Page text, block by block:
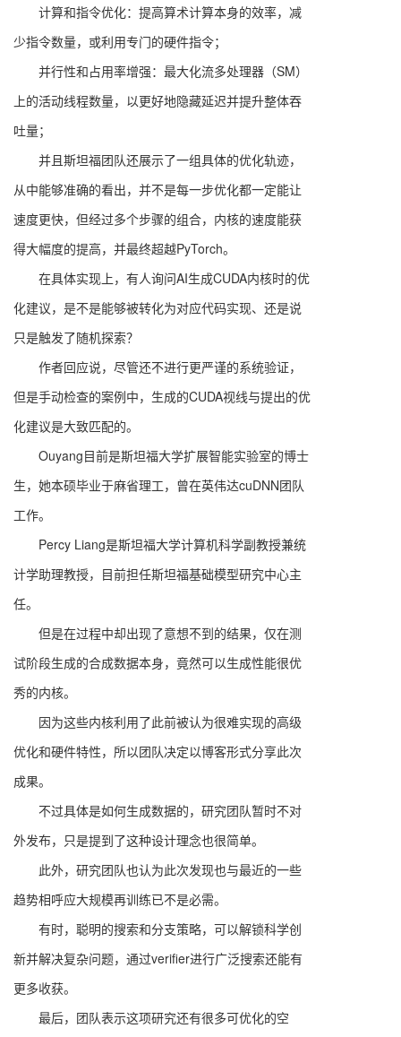
计算和指令优化：提高算术计算本身的效率，减
少指令数量，或利用专门的硬件指令；
并行性和占用率增强：最大化流多处理器（SM）
上的活动线程数量，以更好地隐藏延迟并提升整体吞
吐量；
并且斯坦福团队还展示了一组具体的优化轨迹，
从中能够准确的看出，并不是每一步优化都一定能让
速度更快，但经过多个步骤的组合，内核的速度能获
得大幅度的提高，并最终超越PyTorch。
在具体实现上，有人询问AI生成CUDA内核时的优
化建议，是不是能够被转化为对应代码实现、还是说
只是触发了随机探索？
作者回应说，尽管还不进行更严谨的系统验证，
但是手动检查的案例中，生成的CUDA视线与提出的优
化建议是大致匹配的。
Ouyang目前是斯坦福大学扩展智能实验室的博士
生，她本硕毕业于麻省理工，曾在英伟达cuDNN团队
工作。
Percy Liang是斯坦福大学计算机科学副教授兼统
计学助理教授，目前担任斯坦福基础模型研究中心主
任。
但是在过程中却出现了意想不到的结果，仅在测
试阶段生成的合成数据本身，竟然可以生成性能很优
秀的内核。
因为这些内核利用了此前被认为很难实现的高级
优化和硬件特性，所以团队决定以博客形式分享此次
成果。
不过具体是如何生成数据的，研究团队暂时不对
外发布，只是提到了这种设计理念也很简单。
此外，研究团队也认为此次发现也与最近的一些
趋势相呼应大规模再训练已不是必需。
有时，聪明的搜索和分支策略，可以解锁科学创
新并解决复杂问题，通过verifier进行广泛搜索还能有
更多收获。
最后，团队表示这项研究还有很多可优化的空